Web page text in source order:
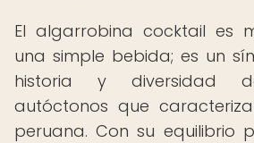
El algarrobina cocktail es
una simple bebida; es un
historia y diversidad
autóctonos que
peruana. Con su equilibrio